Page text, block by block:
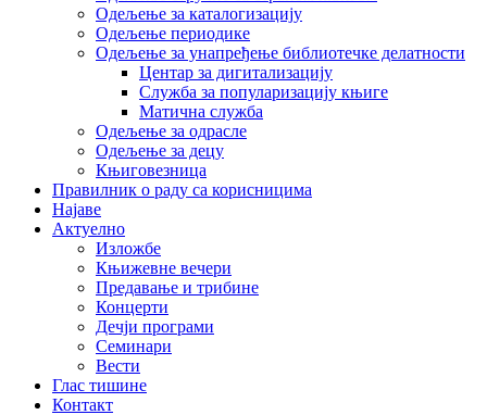
Одељење за каталогизацију
Одељење периодике
Одељење за унапређење библиотечке делатности
Центар за дигитализацију
Служба за популаризацију књиге
Матична служба
Одељење за одрасле
Одељење за децу
Књиговезница
Правилник о раду са корисницима
Најаве
Актуелно
Изложбе
Књижевне вечери
Предавање и трибине
Концерти
Дечји програми
Семинари
Вести
Глас тишине
Контакт